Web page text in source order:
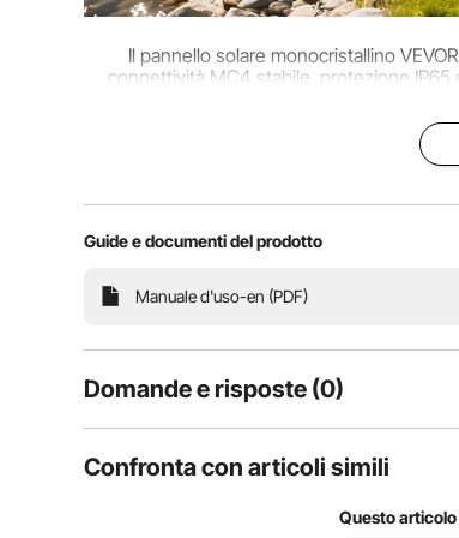
Il pannello solare monocristallino
connettività MC4 stabile, protezione IP65
Goditi un'energia affidabile quando vuoi
Guide e documenti del prodotto
Manuale d'uso-en (PDF)
Domande e risposte (0)
il prodotto è durevole?
Confronta con articoli simili
Questo articolo